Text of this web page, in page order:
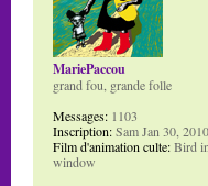
MariePaccou
grand fou, grande folle
Messages: 1103
Inscription:Sam Jan 30,
Film d'animation culte:Bird
window